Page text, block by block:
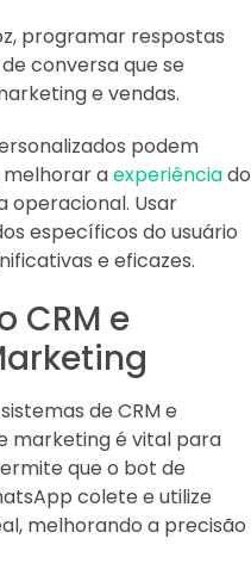
programar respostas
conversa que se
e vendas.
podem
aexperiênciado
operacional. Usar
específicos do usuário
e eficazes.
CRM e
de CRM e
marketing é vital para
que o bot de
colete e utilize
melhorando a precisão